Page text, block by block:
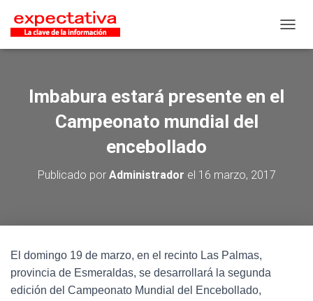
Imbabura estará presente en el
Campeonato mundial del
encebollado
Publicado por Administrador el 16 marzo, 2017
El domingo 19 de marzo, en el recinto Las Palmas,
provincia de Esmeraldas, se desarrollará la segunda
edición del Campeonato Mundial del Encebollado,